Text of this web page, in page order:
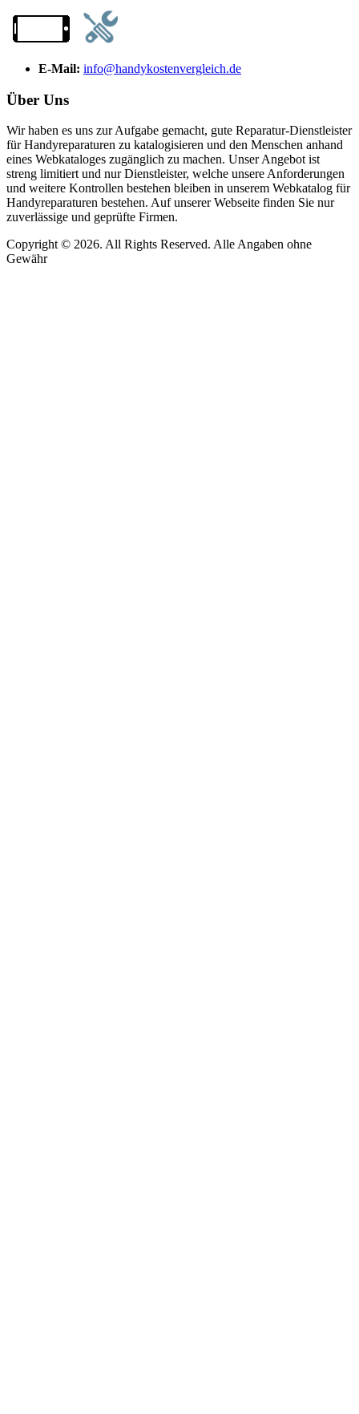
E-Mail: info@handykostenvergleich.de
Über Uns
Wir haben es uns zur Aufgabe gemacht, gute Reparatur-Dienstleister
für Handyreparaturen zu katalogisieren und den Menschen anhand
eines Webkataloges zugänglich zu machen. Unser Angebot ist
streng limitiert und nur Dienstleister, welche unsere Anforderungen
und weitere Kontrollen bestehen bleiben in unserem Webkatalog für
Handyreparaturen bestehen. Auf unserer Webseite finden Sie nur
zuverlässige und geprüfte Firmen.
Copyright © 2026. All Rights Reserved. Alle Angaben ohne
Gewähr